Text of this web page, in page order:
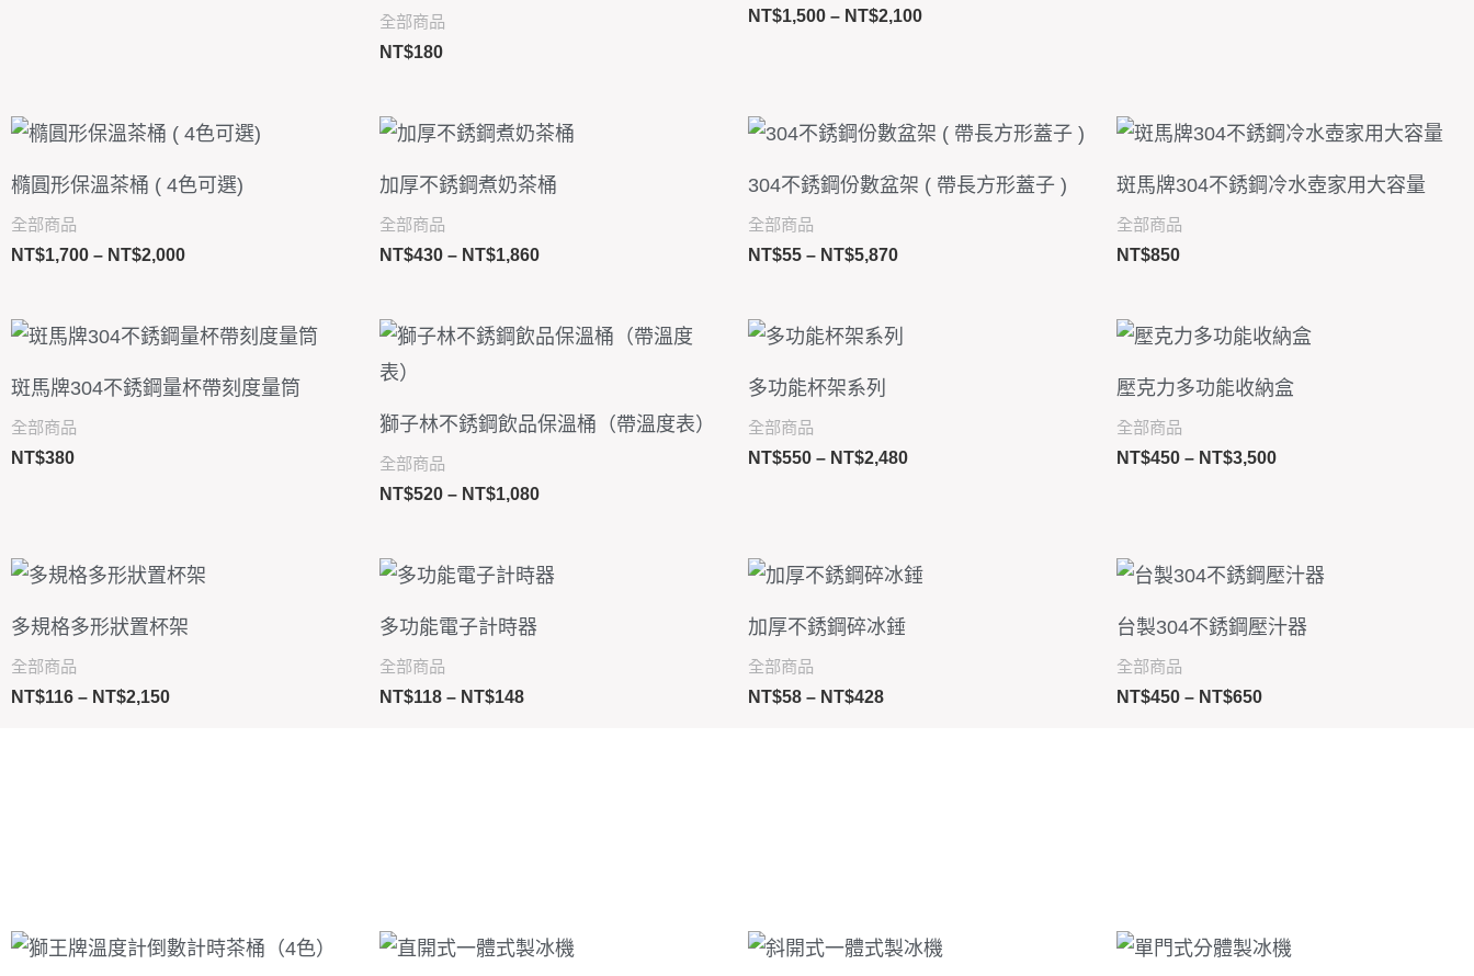
全部商品
NT$180
NT$1,500 – NT$2,100
橢圓形保溫茶桶 ( 4色可選)
全部商品
NT$1,700 – NT$2,000
價
格
範
圍：
加厚不銹鋼煮奶茶桶
全部商品
NT$430 – NT$1,860
價
格
範
圍：
304不銹鋼份數盆架 ( 帶長方形蓋子 )
全部商品
NT$55 – NT$5,870
價
格
範
圍：
斑馬牌304不銹鋼冷水壺家用大容量
全部商品
NT$850
斑馬牌304不銹鋼量杯帶刻度量筒
全部商品
NT$380
獅子林不銹鋼飲品保溫桶（帶溫度表）
全部商品
NT$520 – NT$1,080
價
格
NT$520
多功能杯架系列
全部商品
NT$550 – NT$2,480
壓克力多功能收納盒
全部商品
NT$450 – NT$3,500
價
格
範
圍：
多規格多形狀置杯架
全部商品
NT$116 – NT$2,150
價
格
範
圍：
多功能電子計時器
全部商品
NT$118 – NT$148
價
格
範
圍：
NT$148
加厚不銹鋼碎冰錘
全部商品
NT$58 – NT$428
價
格
範
圍：
NT$428
台製304不銹鋼壓汁器
全部商品
NT$450 – NT$650
價
格
範
圍：
價
格
價
格
價
格